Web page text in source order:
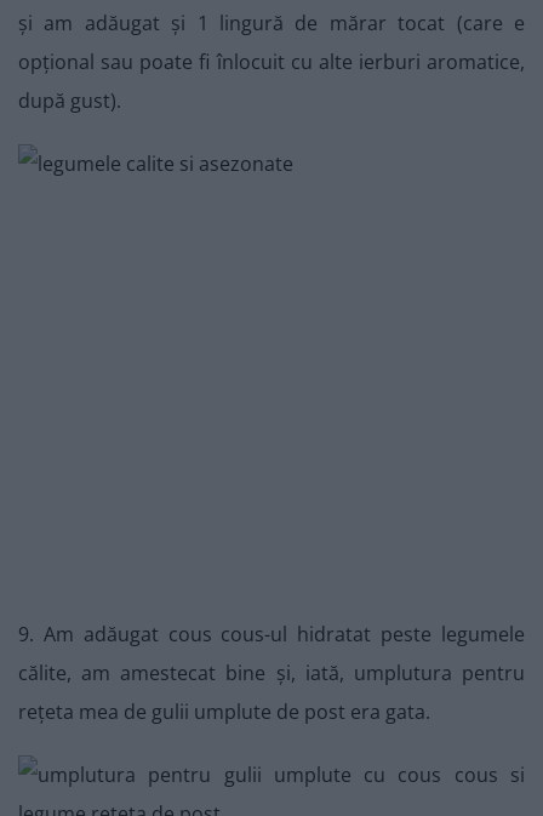
și am adăugat și 1 lingură de mărar tocat (care e
opțional sau poate fi înlocuit cu alte ierburi aromatice,
după gust).
9. Am adăugat cous cous-ul hidratat peste legumele
călite, am amestecat bine și, iată, umplutura pentru
rețeta mea de gulii umplute de post era gata.